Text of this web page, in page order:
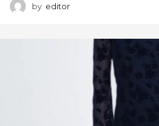
by editor